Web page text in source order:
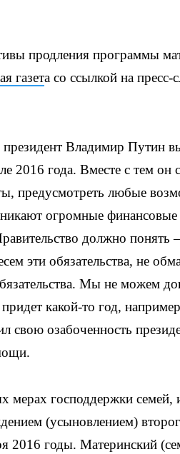
продления программы
газета со ссылкой на пресс-
Владимир Путин
2016 года. Вместе с тем он
предусмотреть любые
огромные финансовые
должно понять
эти обязательства, не
Мы не можем
какой-то год,
свою озабоченность
мерах господдержки
(усыновлением)
2016 годы. Материнский